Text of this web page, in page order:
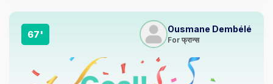
67' Ousmane Dembélé
For फ्रान्स